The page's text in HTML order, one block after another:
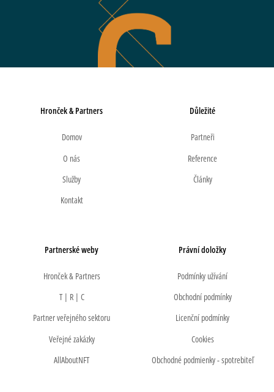
Hronček & Partners
Domov
O nás
Služby
Kontakt
Důležité
Partneři
Reference
Články
Partnerské weby
Hronček & Partners
T | R | C
Partner veřejného sektoru
Veřejné zakázky
AllAboutNFT
Právní doložky
Podmínky užívání
Obchodní podmínky
Licenční podmínky
Cookies
Obchodné podmienky - spotrebiteľ